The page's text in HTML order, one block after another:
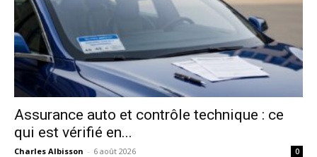
Assurance auto et contrôle technique : ce
qui est vérifié en...
Charles Albisson - 6 août 2026 0